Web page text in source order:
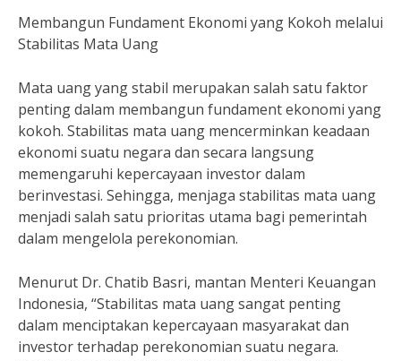
Membangun Fundament Ekonomi yang Kokoh melalui
Stabilitas Mata Uang
Mata uang yang stabil merupakan salah satu faktor
penting dalam membangun fundament ekonomi yang
kokoh. Stabilitas mata uang mencerminkan keadaan
ekonomi suatu negara dan secara langsung
memengaruhi kepercayaan investor dalam
berinvestasi. Sehingga, menjaga stabilitas mata uang
menjadi salah satu prioritas utama bagi pemerintah
dalam mengelola perekonomian.
Menurut Dr. Chatib Basri, mantan Menteri Keuangan
Indonesia, “Stabilitas mata uang sangat penting
dalam menciptakan kepercayaan masyarakat dan
investor terhadap perekonomian suatu negara.